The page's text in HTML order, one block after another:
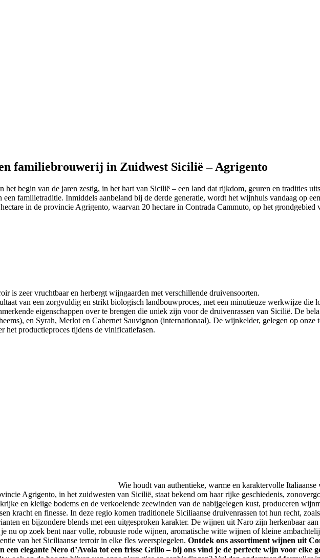
familiebrouwerij in Zuidwest Sicilië – Agrigento
het begin van de jaren zestig, in het hart van Sicilië – een land dat rijkdom, geuren en tradities
een familie­traditie. Inmiddels aanbeland bij de derde generatie, wordt het wijnhuis vandaag op
in de provincie Agrigento, waarvan 20 hectare in Contrada Cammuto, op het
is zeer vruchtbaar en herbergt wijngaarden met verschillende druivensoorten.
van een zorgvuldig en strikt biologisch landbouwproces, met een minutieuze werkwijze
eigenschappen over te brengen die uniek zijn voor de druivenrassen van Sicilië. De
en Syrah, Merlot en Cabernet Sauvignon (internationaal). De wijnkelder, gelegen op
het productieproces tijdens de vinificatiefasen.
Wie houdt van authentieke, warme en karaktervolle
Agrigento, in het zuidwesten van Sicilië, staat bekend om haar rijke geschiedenis,
en kleiige bodems en de verkoelende zeewinden van de nabijgelegen kust, produceren
kracht en finesse. In deze regio komen traditionele Siciliaanse druivenrassen tot hun recht,
en bijzondere blends met een uitgesproken karakter. De wijnen uit Naro zijn herkenbaar
nu op zoek bent naar volle, robuuste rode wijnen, aromatische witte wijnen of kleine
van het Siciliaanse terroir in elke fles weerspiegelen.Ontdek ons assortiment wijnen uit
een elegante Nero d’Avola tot een frisse Grillo – bij ons vind je de perfecte wijn voor elke